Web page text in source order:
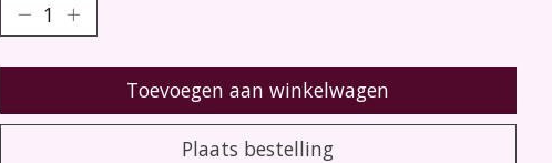
Toevoegen aan winkelwagen
Plaats bestelling